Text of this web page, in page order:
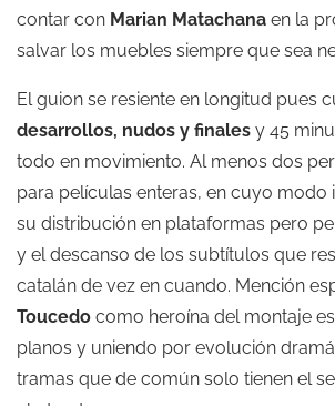
contar con Marian Matachana en la
salvar los muebles siempre que sea
El guion se resiente en longitud pues
desarrollos, nudos y finales y 45
todo en movimiento. Al menos dos
para películas enteras, en cuyo modo
su distribución en plataformas pero
y el descanso de los subtítulos que
catalán de vez en cuando. Mención
Toucedo como heroína del montaje
planos y uniendo por evolución
tramas que de común solo tienen el